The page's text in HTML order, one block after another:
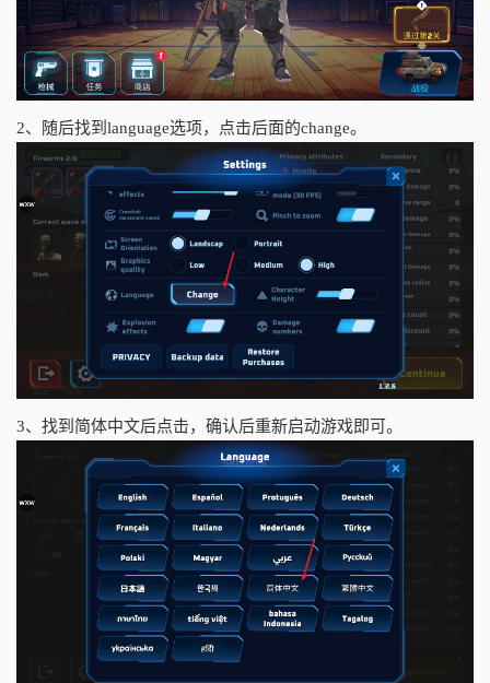
2、随后找到language选项，点击后面的change。
3、找到简体中文后点击，确认后重新启动游戏即可。